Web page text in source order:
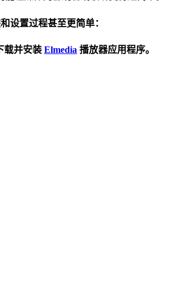
设置过程甚至更简单：
载并安装 Elmedia 播放器应用程序。